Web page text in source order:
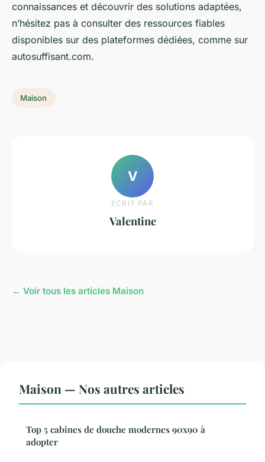
connaissances et découvrir des solutions adaptées,
n’hésitez pas à consulter des ressources fiables
disponibles sur des plateformes dédiées, comme sur
autosuffisant.com.
Maison
V
ECRIT PAR
Valentine
← Voir tous les articles Maison
Maison — Nos autres articles
Top 5 cabines de douche modernes 90x90 à
adopter